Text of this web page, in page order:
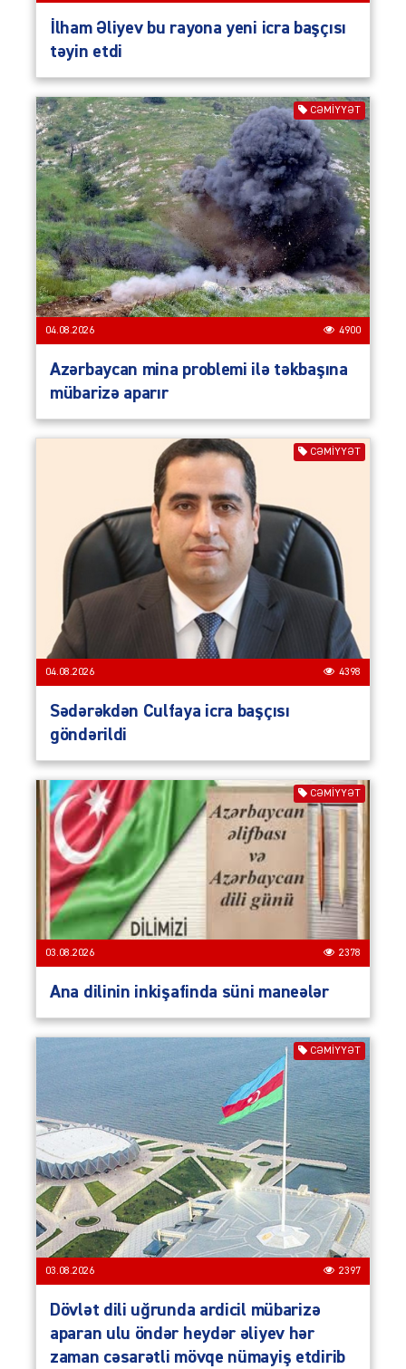
İlham Əliyev bu rayona yeni icra başçısı
təyin etdi
CƏMIYYƏT
04.08.2026 4900
Azərbaycan mina problemi ilə təkbaşına
mübarizə aparır
CƏMIYYƏT
04.08.2026 4398
Sədərəkdən Culfaya icra başçısı
göndərildi
CƏMIYYƏT
03.08.2026 2378
Ana dilinin inkişafinda süni maneələr
CƏMIYYƏT
03.08.2026 2397
Dövlət dili uğrunda ardicil mübarizə
aparan ulu öndər heydər əliyev hər
zaman cəsarətli mövqe nümayiş etdirib